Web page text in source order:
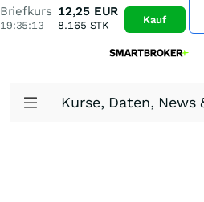
Briefkurs
19:35:13
12,25 EUR
8.165 STK Kauf
Kurse, Daten, News